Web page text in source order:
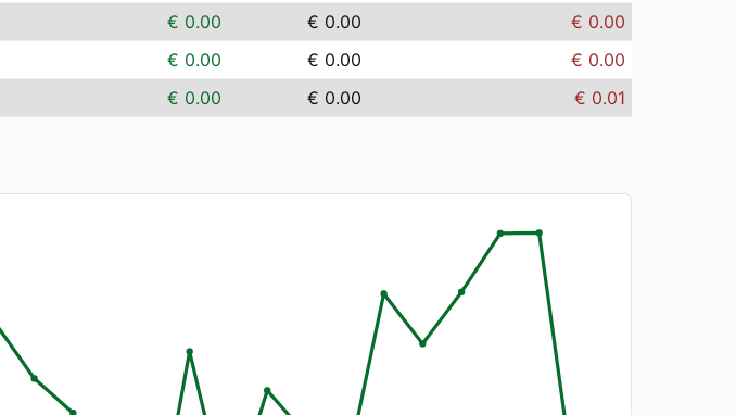
€ 0.00 € 0.00
€ 0.00
€ 0.00 € 0.00
€ 0.00
€ 0.00 € 0.00 € 0.01